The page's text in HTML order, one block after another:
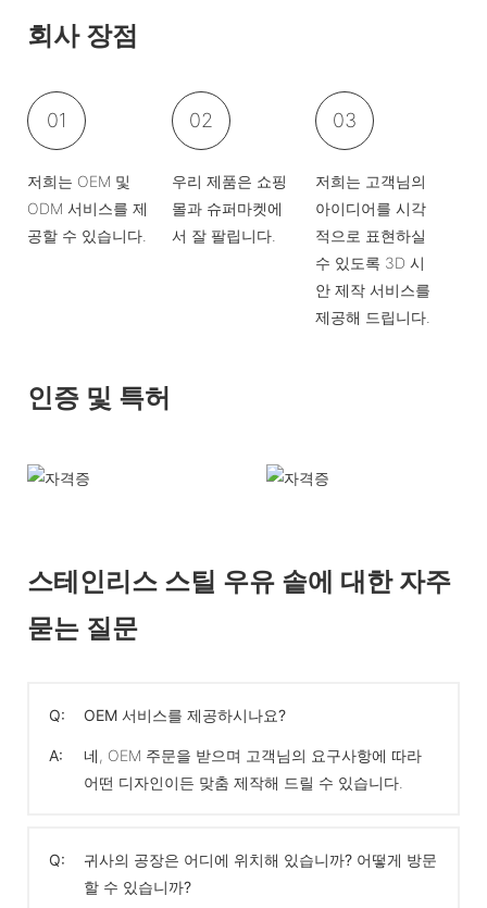
회사 장점
01
저희는 OEM 및
ODM 서비스를 제
공할 수 있습니다.
02
우리 제품은 쇼핑
몰과 슈퍼마켓에
서 잘 팔립니다.
03
저희는 고객님의
아이디어를 시각
적으로 표현하실
수 있도록 3D 시
안 제작 서비스를
제공해 드립니다.
인증 및 특허
스테인리스 스틸 우유 솥에 대한 자주
묻는 질문
Q: OEM 서비스를 제공하시나요?
A:
네, OEM 주문을 받으며 고객님의 요구사항에 따라
어떤 디자인이든 맞춤 제작해 드릴 수 있습니다.
Q:
귀사의 공장은 어디에 위치해 있습니까? 어떻게 방문
할 수 있습니까?